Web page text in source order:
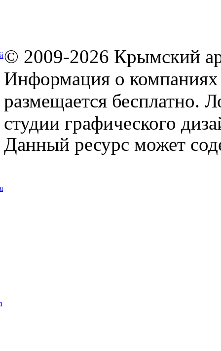
© 2009-2026 Крымский
Информация о компаниях
размещается бесплатно.
студии графического
Данный ресурс может